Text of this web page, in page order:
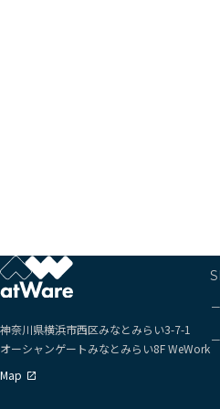
神奈川県横浜市西区みなとみらい3-7-1
オーシャンゲートみなとみらい8F WeWork
Map